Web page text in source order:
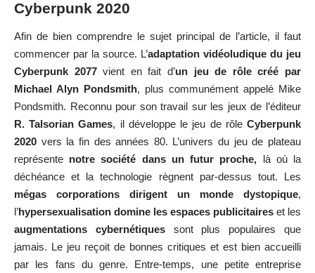
Cyberpunk 2020
Afin de bien comprendre le sujet principal de l’article, il faut
commencer par la source. L’adaptation vidéoludique du jeu
Cyberpunk 2077vient en fait d’un jeu de rôle créé par
Michael Alyn Pondsmith, plus communément appelé Mike
Pondsmith. Reconnu pour son travail sur les jeux de l’éditeur
R. Talsorian Games, il développe le jeu de rôleCyberpunk
2020 vers la fin des années 80. L’univers du jeu de plateau
représente notre société dans un futur proche, là où la
déchéance et la technologie règnent par-dessus tout. Les
mégas corporations dirigent un monde dystopique,
l’hypersexualisation domine les espaces publicitaires et les
augmentations cybernétiquessont plus populaires que
jamais. Le jeu reçoit de bonnes critiques et est bien accueilli
par les fans du genre. Entre-temps, une petite entreprise